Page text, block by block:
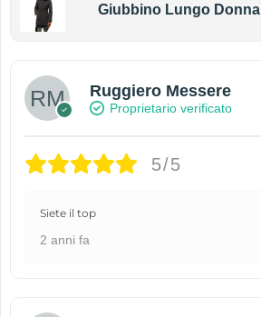
Giubbino Lungo Donna
Ruggiero Messere
Proprietario verificato
5/5
Siete il top
2 anni fa